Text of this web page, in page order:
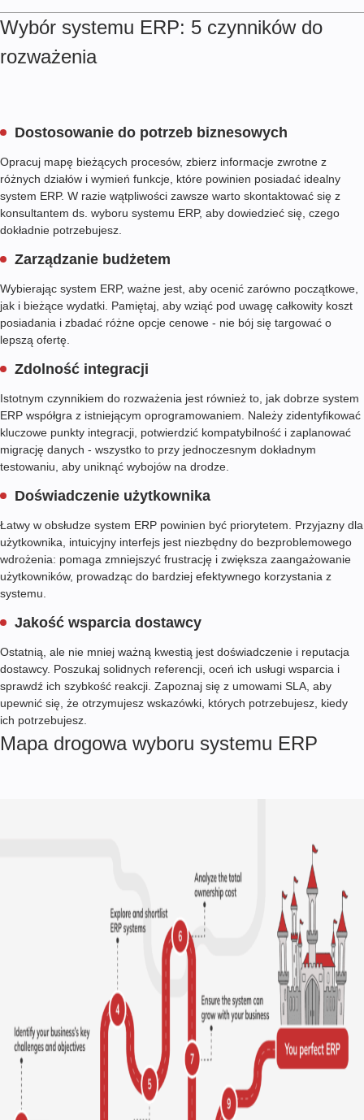
Wybór systemu ERP: 5 czynników do
rozważenia
Dostosowanie do potrzeb biznesowych
Opracuj mapę bieżących procesów, zbierz informacje zwrotne z
różnych działów i wymień funkcje, które powinien posiadać idealny
system ERP. W razie wątpliwości zawsze warto skontaktować się z
konsultantem ds. wyboru systemu ERP, aby dowiedzieć się, czego
dokładnie potrzebujesz.
Zarządzanie budżetem
Wybierając system ERP, ważne jest, aby ocenić zarówno początkowe,
jak i bieżące wydatki. Pamiętaj, aby wziąć pod uwagę całkowity koszt
posiadania i zbadać różne opcje cenowe - nie bój się targować o
lepszą ofertę.
Zdolność integracji
Istotnym czynnikiem do rozważenia jest również to, jak dobrze system
ERP współgra z istniejącym oprogramowaniem. Należy zidentyfikować
kluczowe punkty integracji, potwierdzić kompatybilność i zaplanować
migrację danych - wszystko to przy jednoczesnym dokładnym
testowaniu, aby uniknąć wybojów na drodze.
Doświadczenie użytkownika
Łatwy w obsłudze system ERP powinien być priorytetem. Przyjazny dla
użytkownika, intuicyjny interfejs jest niezbędny do bezproblemowego
wdrożenia: pomaga zmniejszyć frustrację i zwiększa zaangażowanie
użytkowników, prowadząc do bardziej efektywnego korzystania z
systemu.
Jakość wsparcia dostawcy
Ostatnią, ale nie mniej ważną kwestią jest doświadczenie i reputacja
dostawcy. Poszukaj solidnych referencji, oceń ich usługi wsparcia i
sprawdź ich szybkość reakcji. Zapoznaj się z umowami SLA, aby
upewnić się, że otrzymujesz wskazówki, których potrzebujesz, kiedy
ich potrzebujesz.
Mapa drogowa wyboru systemu ERP